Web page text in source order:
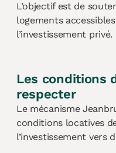
L’objectif est de
logements
l’investissement privé.
Les conditions
respecter
Le mécanisme
conditions locatives
l’investissement vers